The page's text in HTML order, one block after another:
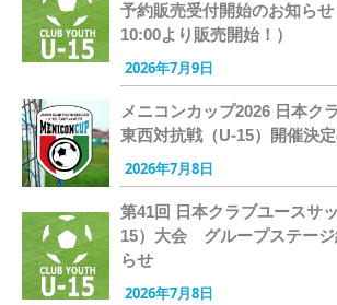
予約販売受付開始のお知らせ
10:00より販売開始！）
2026年7月9日
メニコンカップ2026 日本ク
東西対抗戦（U-15）開催決
2026年7月8日
第41回 日本クラブユースサ
15）大会 グループステージ
らせ
2026年7月8日